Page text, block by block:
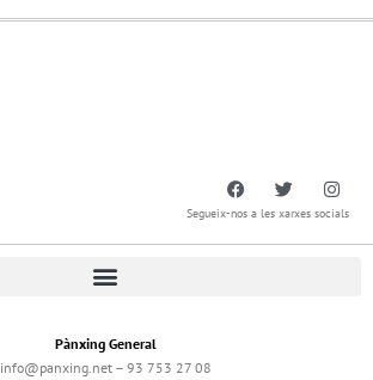
Segueix-nos a les xarxes socials
Pànxing General
info@panxing.net – 93 753 27 08